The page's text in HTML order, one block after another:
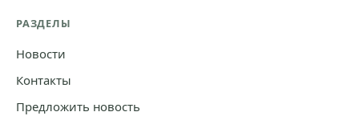
РАЗДЕЛЫ
Новости
Контакты
Предложить новость